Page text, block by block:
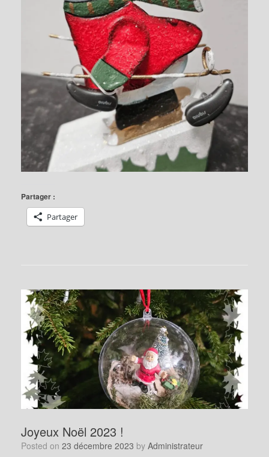
Partager :
Partager
Joyeux Noël 2023 !
Posted on 23 décembre 2023 by Administrateur